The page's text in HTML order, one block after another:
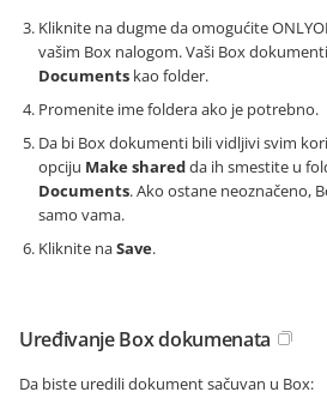
Kliknite na dugme da omogućite
vašim Box nalogom. Vaši Box
Documents kao folder.
Promenite ime foldera ako je potrebno.
Da bi Box dokumenti bili vidljivi svim
opciju Make sharedda ih smestite u
Documents. Ako ostane neoznačeno,
samo vama.
Kliknite naSave.
Uređivanje Box dokumenata
Da biste uredili dokument sačuvan u Box: